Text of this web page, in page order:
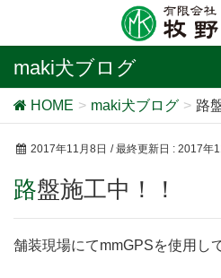
maki犬ブログ
HOME maki犬ブログ 路
2017年11月8日 / 最終更新日 : 2017年
路盤施工中！！
舗装現場にてmmGPSを使用し